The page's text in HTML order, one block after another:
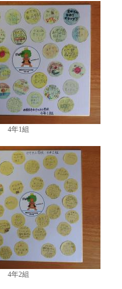
4年1組
4年2組